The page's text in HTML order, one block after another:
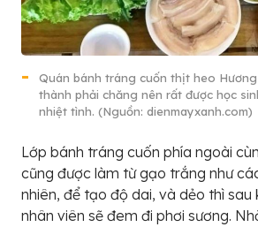
Quán bánh tráng cuốn thịt heo
thành phải chăng nên rất được học
nhiệt tình. (Nguồn: dienmayxanh.com)
Lớp bánh tráng cuốn phía ngoài
cũng được làm từ gạo trắng như
nhiên, để tạo độ dai, và dẻo thì sau
nhân viên sẽ đem đi phơi sương.